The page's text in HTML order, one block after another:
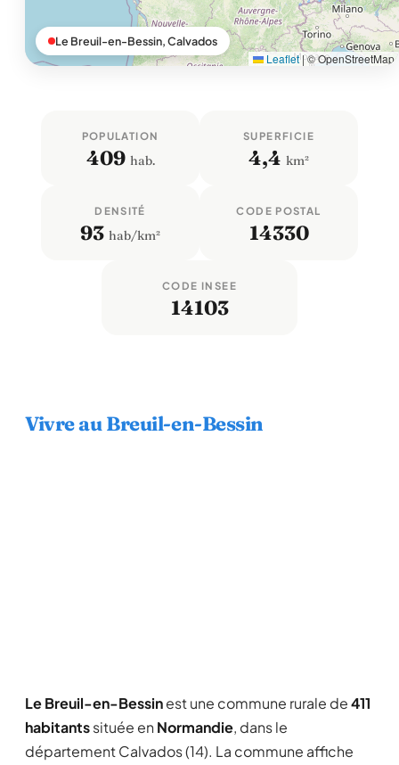
Leaflet |© OpenStreetMap
Le Breuil-en-Bessin, Calvados
POPULATION
409 hab.
SUPERFICIE
4,4 km²
DENSITÉ
93 hab/km²
CODE POSTAL
14330
CODE INSEE
14103
Vivre au Breuil-en-Bessin
Le Breuil-en-Bessinest une commune rurale de411
habitantssituée en Normandie, dans le
département Calvados (14). La commune affiche